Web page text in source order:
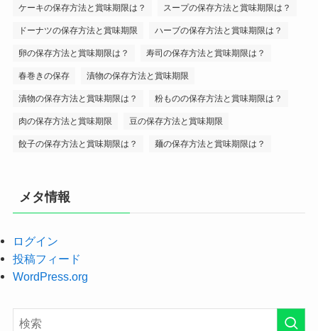
ケーキの保存方法と賞味期限は？ スープの保存方法と賞味期限は？
ドーナツの保存方法と賞味期限 ハーブの保存方法と賞味期限は？
卵の保存方法と賞味期限は？ 寿司の保存方法と賞味期限は？
春巻きの保存 漬物の保存方法と賞味期限
漬物の保存方法と賞味期限は？ 粉ものの保存方法と賞味期限は？
肉の保存方法と賞味期限 豆の保存方法と賞味期限
餃子の保存方法と賞味期限は？ 麺の保存方法と賞味期限は？
メタ情報
ログイン
投稿フィード
WordPress.org